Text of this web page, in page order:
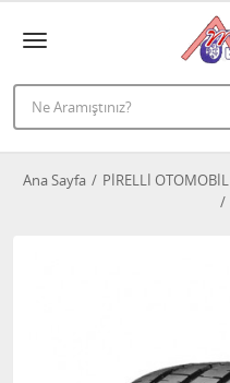
Ana Sayfa PİRELLİ OTOMOBİL